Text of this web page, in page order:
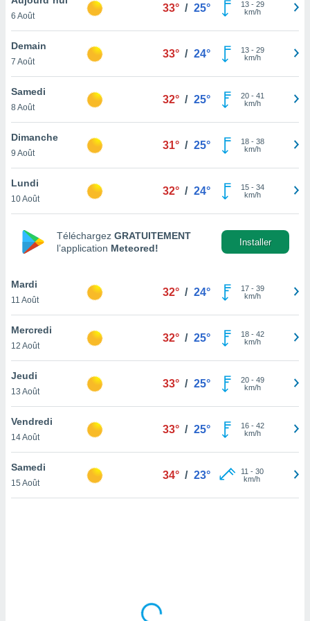
et
»,
au
vous
qu'ils
ou
le
ainsi
un
la
du
votre
à
en
le
6 Août
33° / 25° 13- 29
km/h
Demain
7 Août
33° / 24° 13- 29
km/h
Samedi
8 Août
32° / 25° 20- 41
km/h
Dimanche
9 Août
31° / 25° 18- 38
km/h
Lundi
10 Août
32° / 24° 15- 34
km/h
Téléchargez GRATUITEMENT
l’application Meteored!
Installer
Mardi
11 Août
32° / 24° 17- 39
km/h
Mercredi
12 Août
32° / 25° 18- 42
km/h
Jeudi
13 Août
33° / 25° 20- 49
km/h
Vendredi
14 Août
33° / 25° 16- 42
km/h
Samedi
15 Août
34° / 23° 11 - 30
km/h